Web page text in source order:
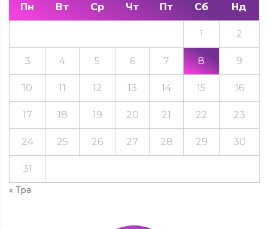
Пн Вт Ср Чт Пт Сб Нд
« Тра
1 2
3 4 5 6 7 8 9
10 11 12 13 14 15 16
17 18 19 20 21 22 23
24 25 26 27 28 29 30
31